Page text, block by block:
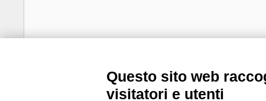
Questo sito web
visitatori e utenti